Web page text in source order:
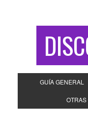
GUÍA GENERAL